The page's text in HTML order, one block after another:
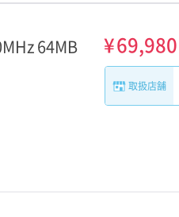
64MB
¥69,980
取扱店舗